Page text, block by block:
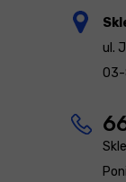
ul.
03-